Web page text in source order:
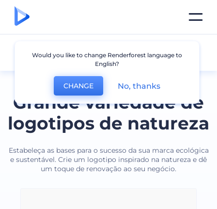
Grande variedade de
logotipos de natureza
Estabeleça as bases para o sucesso da sua marca ecológica
e sustentável. Crie um logotipo inspirado na natureza e dê
um toque de renovação ao seu negócio.
Natureza
Would you like to change Renderforest language to
English?
CHANGE No, thanks